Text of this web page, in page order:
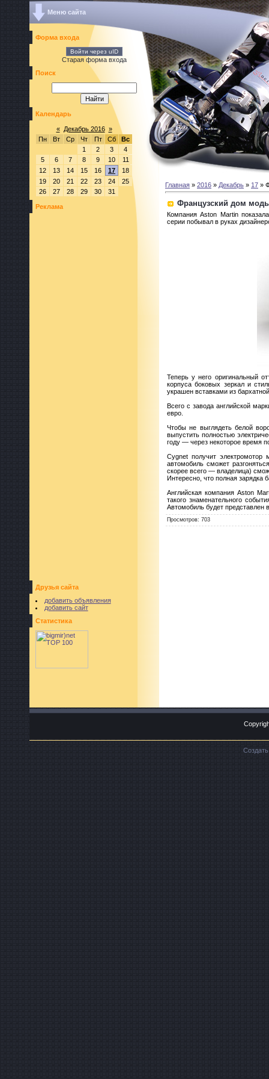
Меню сайта
Форма входа
Войти через uID
Старая форма входа
Поиск
Календарь
« Декабрь 2016 »
Пн
Вт Ср Чт Пт Сб
Вс
1
2 3
4
5
6 7 8 9 10
11
12
13 14 15 16 17
18
19
20 21 22 23 24
25
26
27 28 29 30 31
Реклама
Друзья сайта
добавить объявления
добавить сайт
Статистика
Главная » 2016 » Декабрь » 17 »
Французский дом
Компания Aston Martin
серии побывал в руках
Теперь у него оригинальный
корпуса боковых зеркал и
украшен вставками из
Всего с завода английской
евро.
Чтобы не выглядеть белой
выпустить полностью
году — через некоторое время
Cygnet получит
автомобиль сможет
скорее всего — владелица)
Интересно, что полная зарядка
Английская компания Aston
такого знаменательного
Автомобиль будет представлен
Просмотров: 703